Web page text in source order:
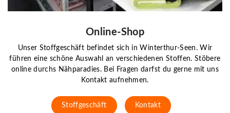
Online-Shop
Unser Stoffgeschäft befindet sich in Winterthur-Seen. Wir
führen eine schöne Auswahl an verschiedenen Stoffen. Stöbere
online durchs Nähparadies. Bei Fragen darfst du gerne mit uns
Kontakt aufnehmen.
Stoffgeschäft Kontakt